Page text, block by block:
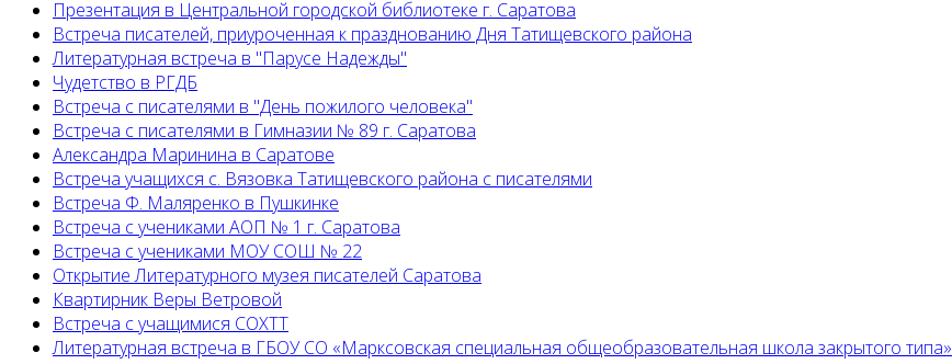
Презентация в Центральной городской библиотеке г. Саратова
Встреча писателей, приуроченная к празднованию Дня Татищевского района
Литературная встреча в "Парусе Надежды"
Чудетство в РГДБ
Встреча с писателями в "День пожилого человека"
Встреча с писателями в Гимназии № 89 г. Саратова
Александра Маринина в Саратове
Встреча учащихся с. Вязовка Татищевского района с писателями
Встреча Ф. Маляренко в Пушкинке
Встреча с учениками АОП № 1 г. Саратова
Встреча с учениками МОУ СОШ № 22
Открытие Литературного музея писателей Саратова
Квартирник Веры Ветровой
Встреча с учащимися СОХТТ
Литературная встреча в ГБОУ СО «Марксовская специальная общеобразовательная школа закрытого типа»